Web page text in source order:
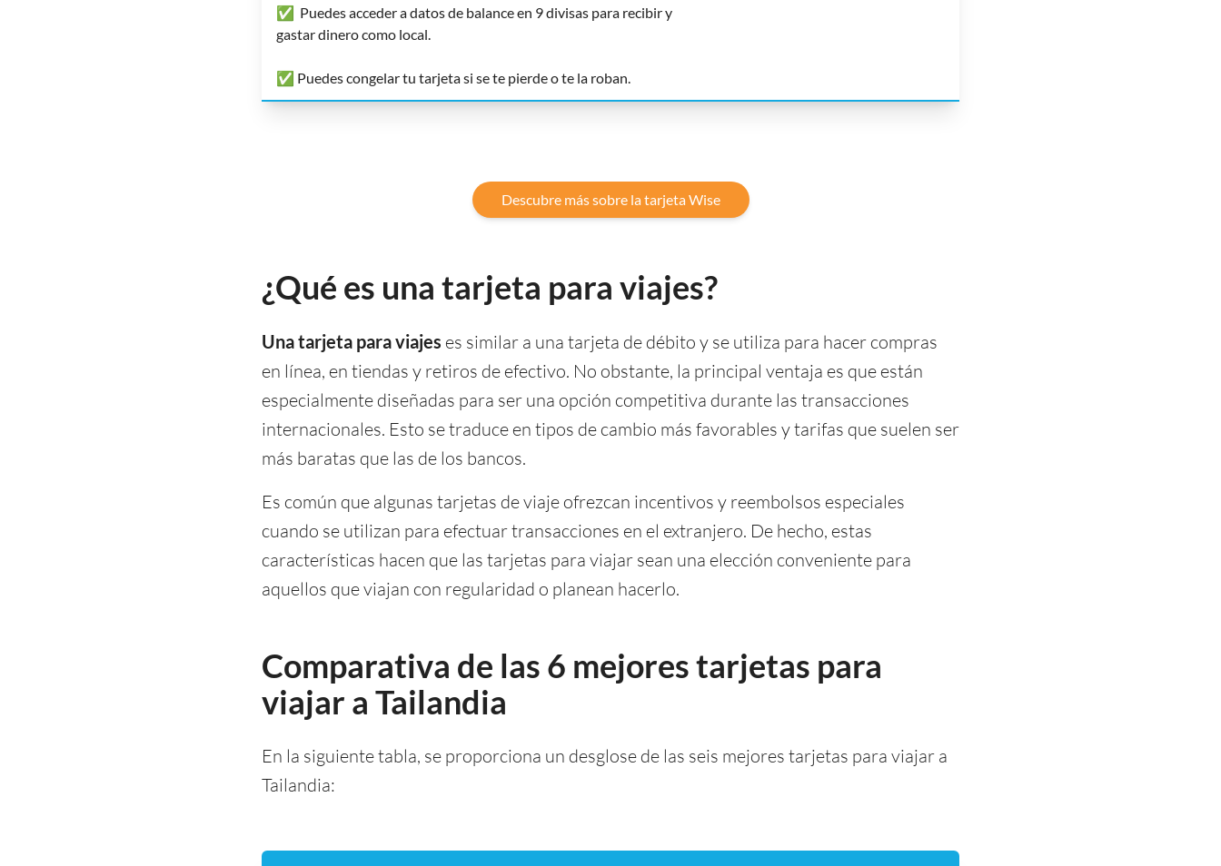
✅ Puedes acceder a datos de balance en 9 divisas para recibir y
gastar dinero como local.
✅ Puedes congelar tu tarjeta si se te pierde o te la roban.
Descubre más sobre la tarjeta Wise
¿Qué es una tarjeta para viajes?
Una tarjeta para viajes es similar a una tarjeta de débito y se utiliza para hacer compras
en línea, en tiendas y retiros de efectivo. No obstante, la principal ventaja es que están
especialmente diseñadas para ser una opción competitiva durante las transacciones
internacionales. Esto se traduce en tipos de cambio más favorables y tarifas que suelen ser
más baratas que las de los bancos.
Es común que algunas tarjetas de viaje ofrezcan incentivos y reembolsos especiales
cuando se utilizan para efectuar transacciones en el extranjero. De hecho, estas
características hacen que las tarjetas para viajar sean una elección conveniente para
aquellos que viajan con regularidad o planean hacerlo.
Comparativa de las 6 mejores tarjetas para
viajar a Tailandia
En la siguiente tabla, se proporciona un desglose de las seis mejores tarjetas para viajar a
Tailandia: